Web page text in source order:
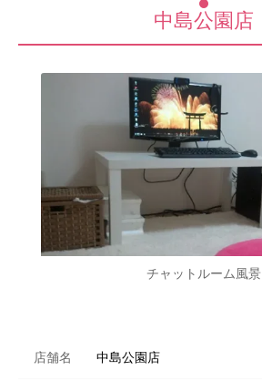
中島公園店
チャットルーム風景
店舗名 中島公園店